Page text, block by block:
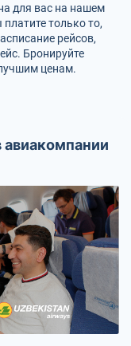
для вас на нашем
только то,
рейсов,
Бронируйте
ценам.